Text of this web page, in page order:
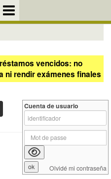
vencidos: no
ni rendir exámenes finales
Cuenta de usuario
Olvidé mi contraseña